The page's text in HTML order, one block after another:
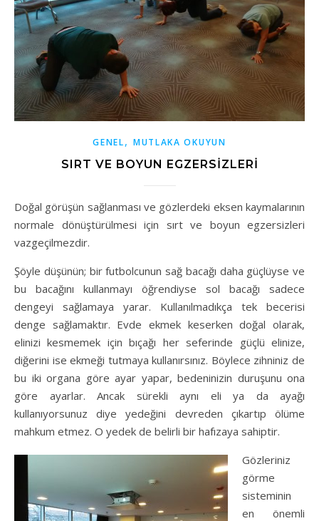
GENEL, MUTLAKA OKUYUN
SIRT VE BOYUN EGZERSIZLERI
Doğal görüşün sağlanması ve gözlerdeki eksen kaymalarının
normale dönüştürülmesi için sırt ve boyun egzersizleri
vazgeçilmezdir.
Şöyle düşünün; bir futbolcunun sağ bacağı daha güçlüyse ve
bu bacağını kullanmayı öğrendiyse sol bacağı sadece
dengeyi sağlamaya yarar. Kullanılmadıkça tek becerisi
denge sağlamaktır. Evde ekmek keserken doğal olarak,
elinizi kesmemek için bıçağı her seferinde güçlü elinize,
diğerini ise ekmeği tutmaya kullanırsınız. Böylece zihniniz de
bu iki organa göre ayar yapar, bedeninizin duruşunu ona
göre ayarlar. Ancak sürekli aynı eli ya da ayağı
kullanıyorsunuz diye yedeğini devreden çıkartıp ölüme
mahkum etmez. O yedek de belirli bir hafızaya sahiptir.
Gözleriniz
görme
sisteminin
en önemli